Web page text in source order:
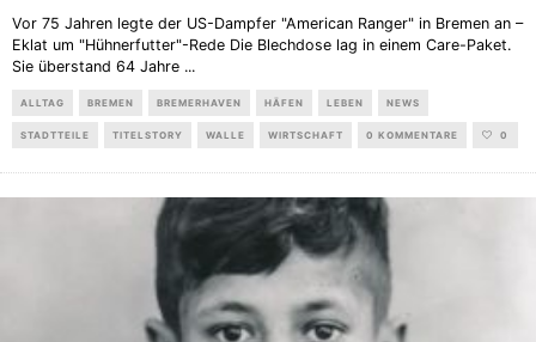
Vor 75 Jahren legte der US-Dampfer "American Ranger" in Bremen an –
Eklat um "Hühnerfutter"-Rede Die Blechdose lag in einem Care-Paket.
Sie überstand 64 Jahre ...
ALLTAG BREMEN BREMERHAVEN HÄFEN LEBEN NEWS
STADTTEILE TITELSTORY WALLE WIRTSCHAFT 0 KOMMENTARE 0